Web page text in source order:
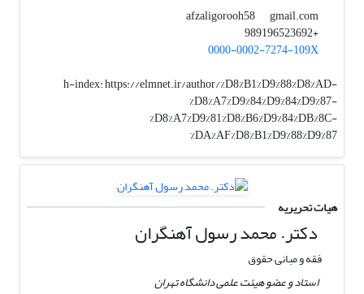
afzaligorooh58
gmail.com
+989196523692
0000-0002-7274-109X
h-index:https://elmnet.ir/author/%D8%B1%D9%88%D8%AD-
%D8%A7%D9%84%D9%84%D9%87-
%D8%A7%D9%81%D8%B6%D9%84%DB%8C-
%DA%AF%D8%B1%D9%88%D9%87
هیات تحریریه
دکتر. محمد رسول آهنگران
فقه و مبانی حقوق
استاد و عضو هیئت علمی دانشگاه تهران